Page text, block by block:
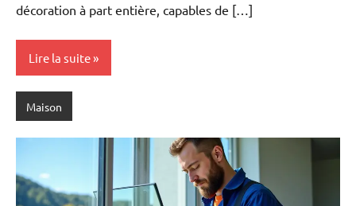
décoration à part entière, capables de […]
Lire la suite
Maison